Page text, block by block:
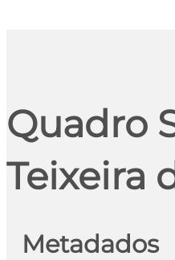
Quadro
Teixeira
Metadados